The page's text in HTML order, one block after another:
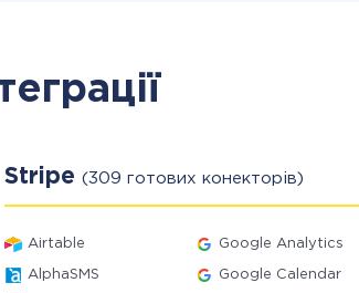
Stripe (309 готових конекторів)
Airtable Google Analytics
AlphaSMS Google Calendar